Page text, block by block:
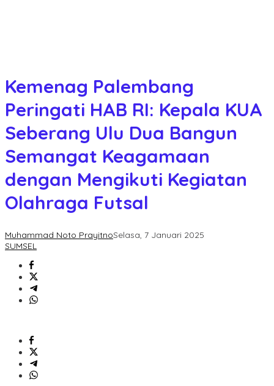
Kemenag Palembang
Peringati HAB RI: Kepala KUA
Seberang Ulu Dua Bangun
Semangat Keagamaan
dengan Mengikuti Kegiatan
Olahraga Futsal
Muhammad Noto PrayitnoSelasa, 7 Januari 2025
SUMSEL